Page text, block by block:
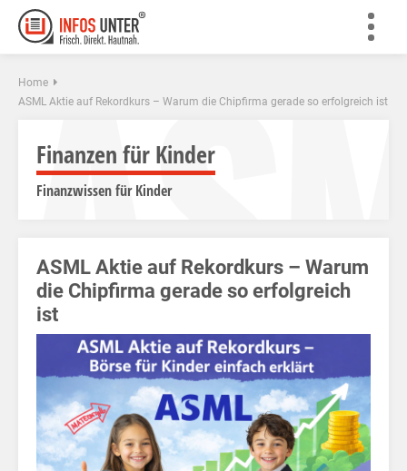
Home
ASML Aktie auf Rekordkurs – Warum die Chipfirma gerade so erfolgreich ist
Finanzen für Kinder
Finanzwissen für Kinder
ASML Aktie auf Rekordkurs – Warum
die Chipfirma gerade so erfolgreich
ist